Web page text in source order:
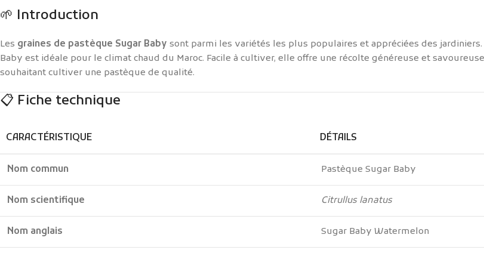
🌱 Introduction
Les graines de pastèque Sugar Baby sont parmi les variétés les plus populaires et appréciées des
Baby est idéale pour le climat chaud du Maroc. Facile à cultiver, elle offre une récolte généreuse et
souhaitant cultiver une pastèque de qualité.
📋 Fiche technique
CARACTÉRISTIQUE DÉTAILS
Nom commun Pastèque Sugar Baby
Nom scientifique Citrullus lanatus
Nom anglais Sugar Baby Watermelon